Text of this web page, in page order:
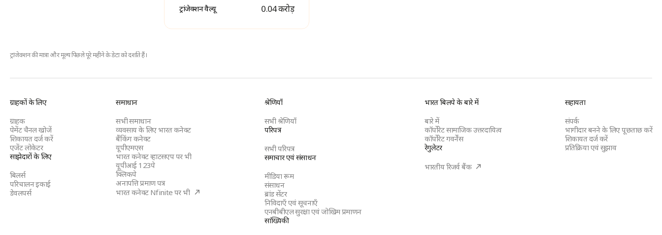
ट्रांजेक्शन वैल्यू ₹ 0.04 करोड़
ट्रांजेक्शन की मात्रा और मूल्य पिछलेपूरे महीने के डेटा को दर्शाते हैं।
BBPS
ग्राहकों के लिए
ग्राहक
पेमेंट चैनल खोजें
शिकायत दर्ज करें
एजेंट लोकेटर
साझेदारों के लिए
बिलर्स
परिचालन इकाई
डेवलपर्स
समाधान
सभी समाधान
व्यवसाय के लिए भारत कनेक्ट
बैंकिंग कनेक्ट
यूपीएमएस
भारत कनेक्ट व्हाटसएप पर भी
यूपीआई 123पे
क्लिकपे
अनापत्ति प्रमाण पत्र
भारत कनेक्ट Nfinite पर भी
श्रेणियाँ
सभी श्रेणियाँ
परिपत्र
सभी परिपत्र
समाचार एवं संसाधन
मीडिया रूम
संसाधन
ब्रांड सेंटर
निविदाएँ एवं सूचनाएँ
एनबीबीएल सुरक्षा एवं जोखिम प्रमाणन
सांख्यिकी
भारत बिलपे के बारे में
बारे में
कॉर्पोरेट सामाजिक उत्तरदायित्व
कॉर्पोरेट गवर्नेंस
रेगुलेटर
भारतीय रिजर्व बैंक
सहायता
संपर्क
भागीदार बनने के लिए पूछताछ करें
शिकायत दर्ज करें
प्रतिक्रिया एवं सुझाव